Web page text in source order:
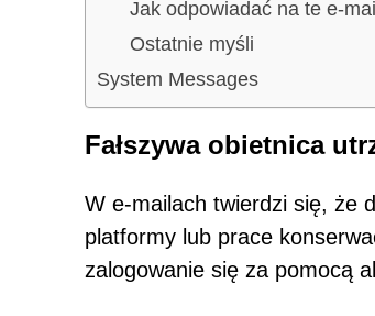
Jak odpowiadać na te e-
Ostatnie myśli
System Messages
Fałszywa obietnica
W e-mailach twierdzi się, że
platformy lub prace
zalogowanie się za pomocą